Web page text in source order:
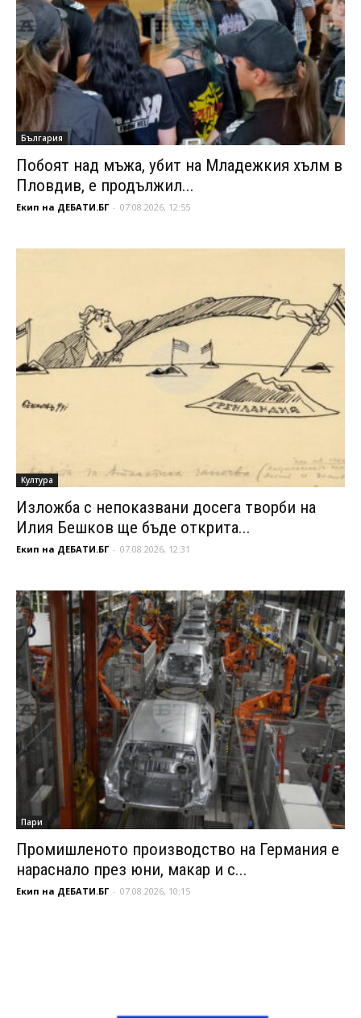
България
Побоят над мъжа, убит на Младежкия хълм в
Пловдив, е продължил...
Екип на ДЕБАТИ.БГ - 07.08.2026, 12:55
Култура
Изложба с непоказвани досега творби на
Илия Бешков ще бъде открита...
Екип на ДЕБАТИ.БГ - 07.08.2026, 12:31
Пари
Промишленото производство на Германия е
нараснало през юни, макар и с...
Екип на ДЕБАТИ.БГ - 07.08.2026, 10:15